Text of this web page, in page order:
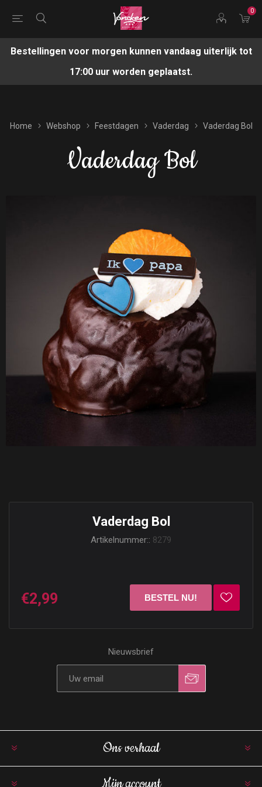
0
Bestellingen voor morgen kunnen vandaag uiterlijk tot
17:00 uur worden geplaatst.
Home Webshop Feestdagen Vaderdag Vaderdag Bol
Vaderdag Bol
Vaderdag Bol
Artikelnummer:: 8279
€2,99
Nieuwsbrief
Ons verhaal